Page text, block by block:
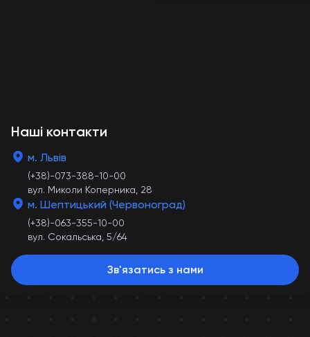
Наші контакти
м. Львів
(+38)-073-388-10-00
вул. Миколи Коперника, 28
м. Шептицький (Червоноград)
(+38)-063-355-10-00
вул. Сокальська, 5/64
Зв'язатись з нами